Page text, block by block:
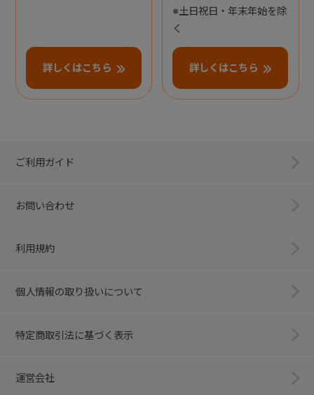
詳しくはこちら
※土日祝日・年末年始を除
く
詳しくはこちら
ご利用ガイド
お問い合わせ
利用規約
個人情報の取り扱いについて
特定商取引法に基づく表示
運営会社